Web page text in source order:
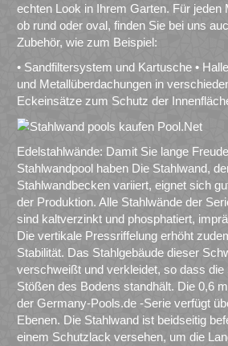
echten Look in Ihrem Garten. Für jeden
ob rund oder oval, finden Sie bei uns
Zubehör, wie zum Beispiel:
• Sandfiltersystem und Kartusche •
und Metallüberdachungen in
Eckeinsätze zum Schutz der
Edelstahlwände: Damit Sie lange
Stahlwandpool haben Die Stahlwand,
Stahlwandbecken variiert, eignet sich
der Produktion. Alle Stahlwände der
sind kaltverzinkt und phosphatiert,
Die vertikale Pressriffelung erhöht
Stabilität. Das Stahlgebäude dieser
verschweißt und verkleidet, so dass die
Stößen des Bodens standhält. Die 0,6
der Germany-Pools.de -Serie verfügt
Ebenen. Die Stahlwand ist beidseitig
einem Schutzlack versehen, um die